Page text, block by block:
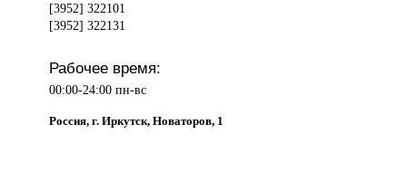
[3952] 322101
[3952] 322131
Рабочее время:
00:00-24:00 пн-вс
Россия, г. Иркутск, Новаторов, 1